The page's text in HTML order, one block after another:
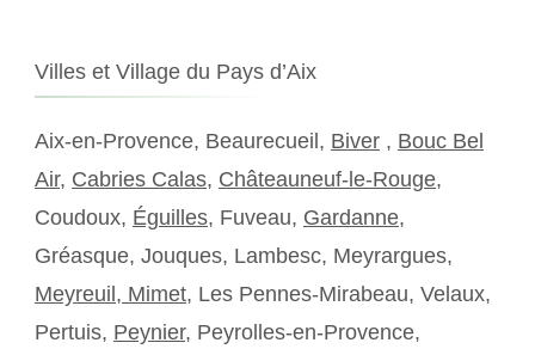
Villes et Village du Pays d’Aix
Aix-en-Provence, Beaurecueil, Biver , Bouc Bel
Air, Cabries Calas, Châteauneuf-le-Rouge,
Coudoux, Éguilles, Fuveau, Gardanne,
Gréasque, Jouques, Lambesc, Meyrargues,
Meyreuil, Mimet, Les Pennes-Mirabeau, Velaux,
Pertuis, Peynier, Peyrolles-en-Provence,